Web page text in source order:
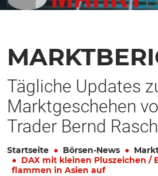
Tägliche Updates
Marktgeschehen
Trader Bernd
Startseite Börsen-News
DAX mit kleinen Pluszeichen /
flammen in Asien auf